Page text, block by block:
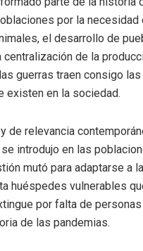
por la
el desarrollo de
centralización de la
guerras traen consigo
existen en la sociedad.
de relevancia
introdujo en las
mutó para adaptarse a
huéspedes vulnerables
por falta de
de las pandemias.